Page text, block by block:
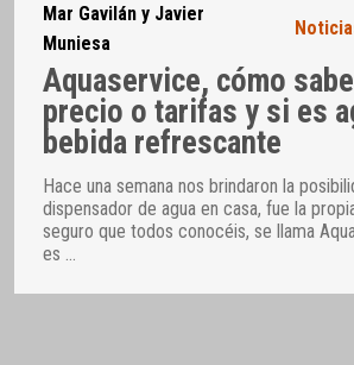
Mar Gavilán y Javier
Muniesa
Aquaservice, cómo
precio o tarifas y si es
bebida refrescante
Hace una semana nos brindaron la
dispensador de agua en casa, fue la
seguro que todos conocéis, se llama
es …